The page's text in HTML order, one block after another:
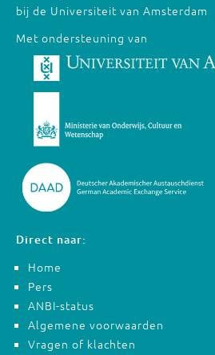
bij de Universiteit van Amsterdam
Met ondersteuning van
Direct naar:
Home
Pers
ANBI-status
Algemene voorwaarden
Vragen of klachten